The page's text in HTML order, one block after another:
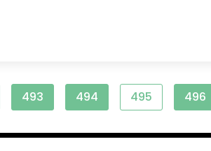
493 494 495 496